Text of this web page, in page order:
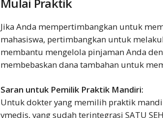
Jika Anda mempertimbangkan untuk
mahasiswa, pertimbangkan untuk
membantu mengelola pinjaman Anda
membebaskan dana tambahan untuk
Saran untuk Pemilik Praktik Mandiri:
Untuk dokter yang memilih praktik
vmedis, yang sudah terintegrasi SATU